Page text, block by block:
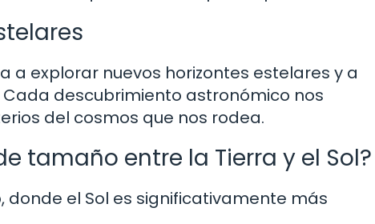
a explorar nuevos horizontes estelares y a
descubrimiento astronómico nos
del cosmos que nos rodea.
tamaño entre la Tierra y el Sol?
el Sol es significativamente más